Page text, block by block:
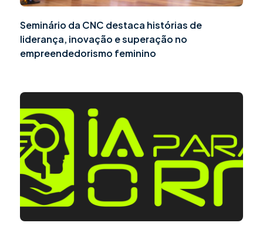
Seminário da CNC destaca histórias de
liderança, inovação e superação no
empreendedorismo feminino